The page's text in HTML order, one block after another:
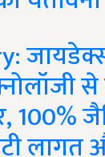
100%
लागत